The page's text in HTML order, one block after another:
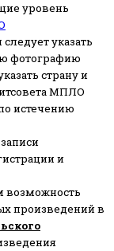
уровень
указать
фотографию
страну и
МПЛО
истечению
и
возможность
произведений в